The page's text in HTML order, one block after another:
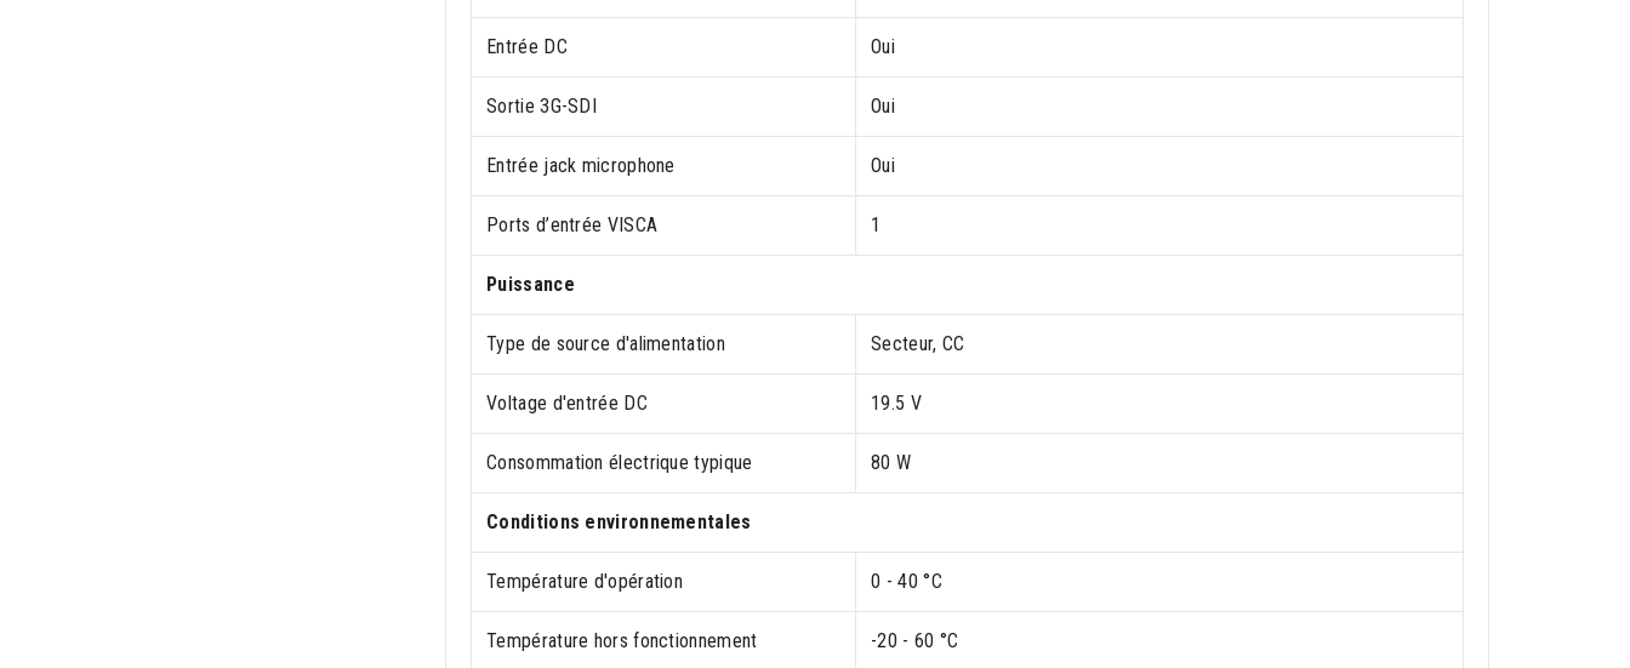
Entrée DC Oui
Sortie 3G-SDI Oui
Entrée jack microphone Oui
Ports d’entrée VISCA 1
Puissance
Type de source d'alimentation Secteur, CC
Voltage d'entrée DC 19.5 V
Consommation électrique typique 80 W
Conditions environnementales
Température d'opération 0 - 40 °C
Température hors fonctionnement -20 - 60 °C